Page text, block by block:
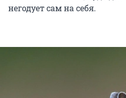
негодует сам на себя.